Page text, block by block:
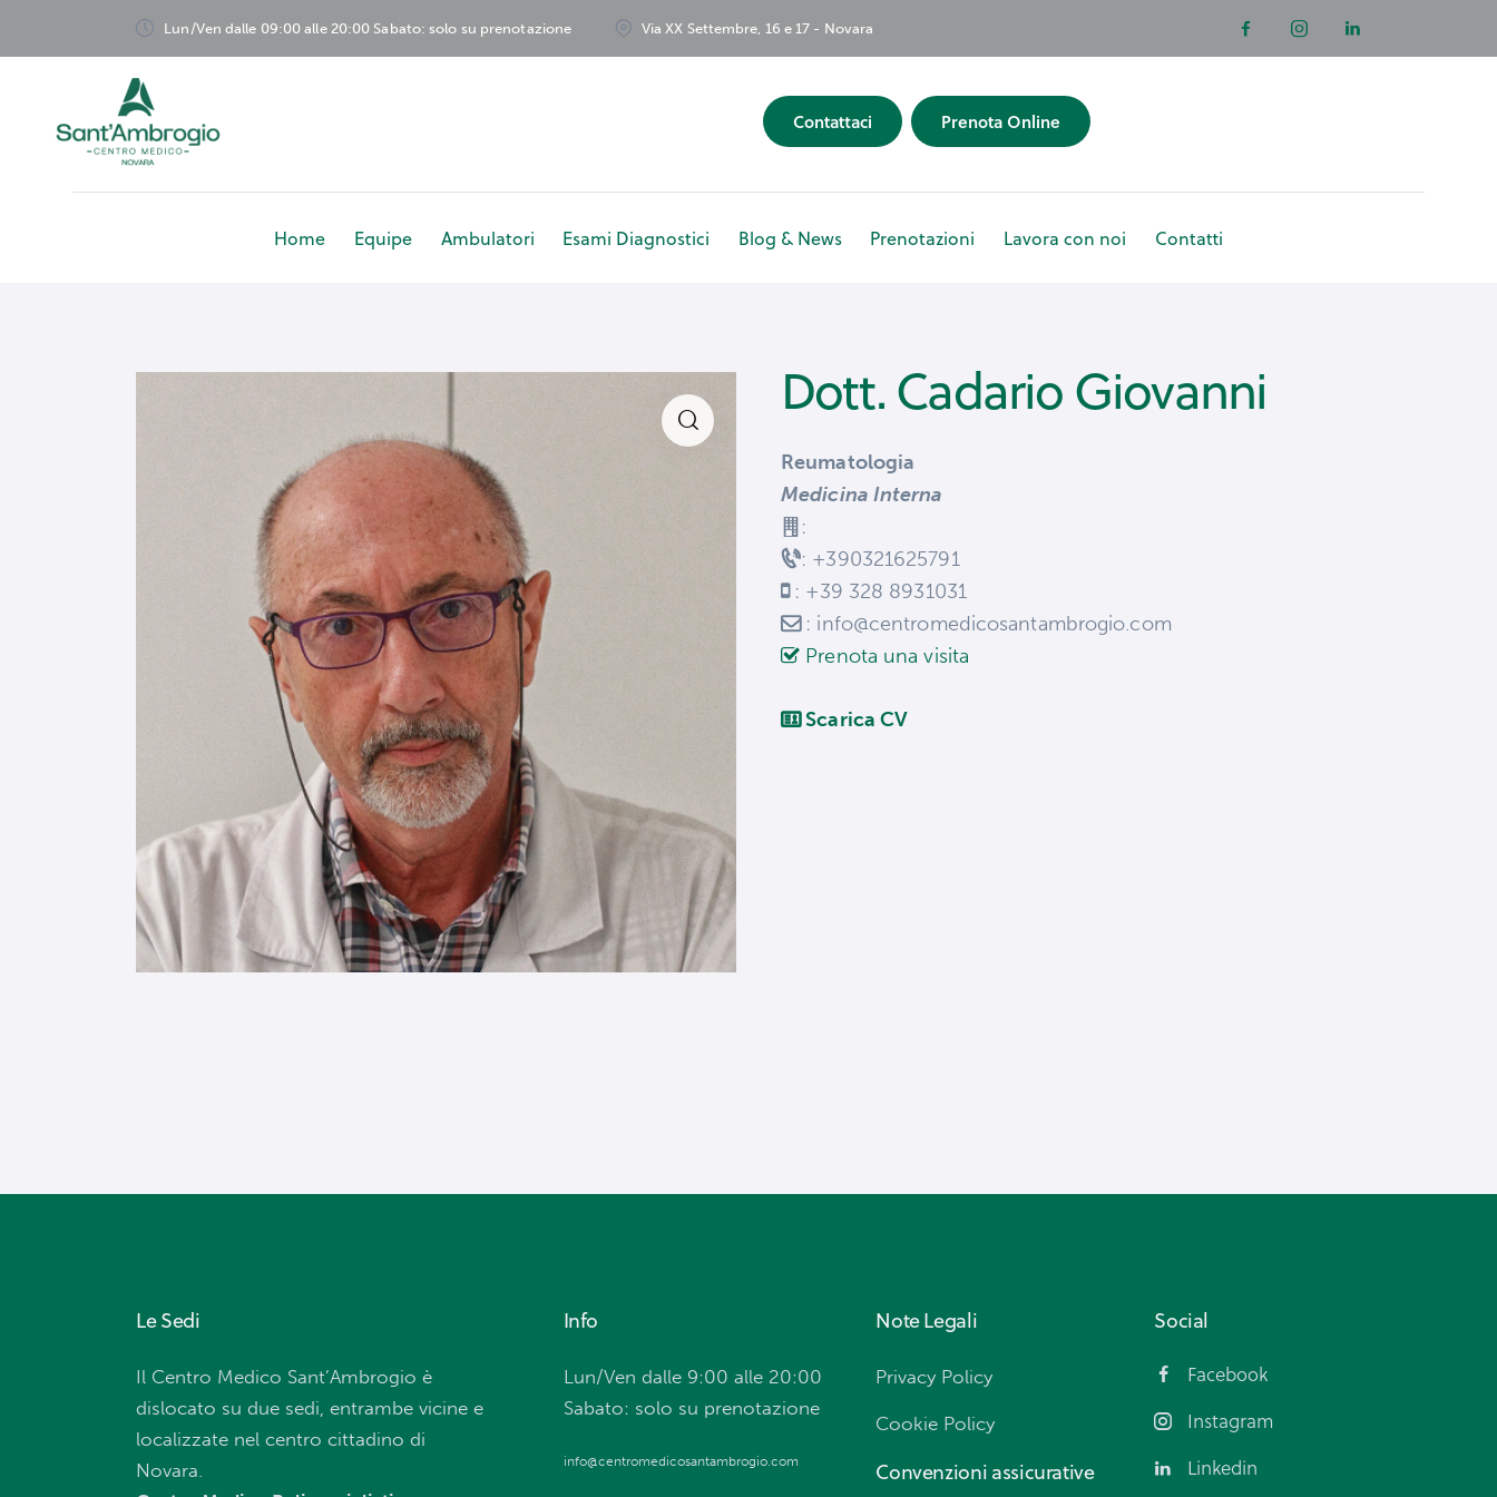
Lun/Ven dalle 09:00 alle 20:00 Sabato: solo su prenotazione Via XX Settembre, 16 e 17 - Novara
Contattaci Prenota Online
Home Equipe Ambulatori Esami Diagnostici Blog & News Prenotazioni Lavora con noi Contatti
Dott. Cadario Giovanni
Reumatologia
Medicina Interna
:
: +390321625791
: +39 328 8931031
: info@centromedicosantambrogio.com
Prenota una visita
Scarica CV
Le Sedi
Il Centro Medico Sant’Ambrogio è
dislocato su due sedi, entrambe vicine e
localizzate nel centro cittadino di
Novara.
Info
Lun/Ven dalle 9:00 alle 20:00
Sabato: solo su prenotazione
info@centromedicosantambrogio.com
Note Legali
Privacy Policy
Cookie Policy
Convenzioni assicurative
Social
Facebook
Instagram
Linkedin